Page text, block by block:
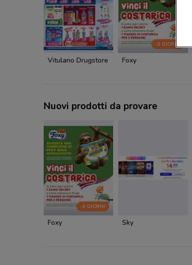
Vitulano Drugstore
-3 GIORNI
Foxy
Nuovi prodotti da provare
-3 GIORNI
Foxy Sky